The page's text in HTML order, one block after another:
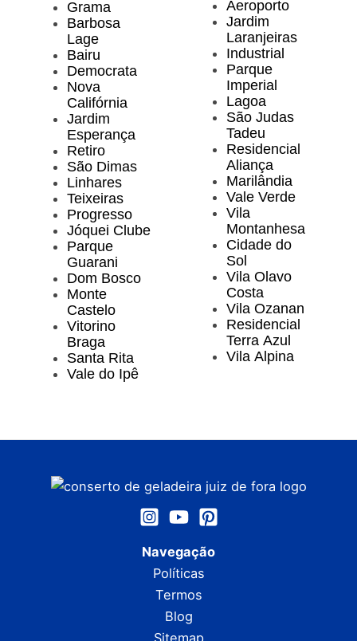
Grama
Barbosa
Lage
Bairu
Democrata
Nova
Califórnia
Jardim
Esperança
Retiro
São Dimas
Linhares
Teixeiras
Progresso
Jóquei Clube
Parque
Guarani
Dom Bosco
Monte
Castelo
Vitorino
Braga
Santa Rita
Vale do Ipê
Aeroporto
Jardim
Laranjeiras
Industrial
Parque
Imperial
Lagoa
São Judas
Tadeu
Residencial
Aliança
Marilândia
Vale Verde
Vila
Montanhesa
Cidade do
Sol
Vila Olavo
Costa
Vila Ozanan
Residencial
Terra Azul
Vila Alpina
Navegação
Políticas
Termos
Blog
Sitemap